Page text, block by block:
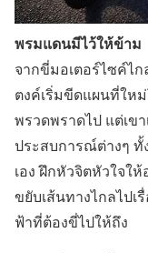
พรมแดนมีไว้ให้ข้าม
จากขี่มอเตอร์ไซค์ไ
ตงค์เริ่มขีดแผนที่ให
พรวดพราดไป แต่เข
ประสบการณ์ต่างๆ ทั้
เอง ฝึกหัวจิตหัวใจ
ขยับเส้นทางไกลไปเ
ฟ้าที่ต้องขี่ไปให้ถึง